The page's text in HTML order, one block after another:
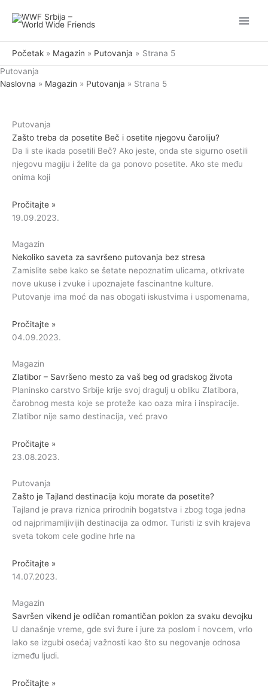
Početak Magazin Putovanja
Strana 5
Putovanja
Naslovna » Magazin » Putovanja » Strana 5
Putovanja
Zašto treba da posetite Beč i osetite njegovu čaroliju?
Da li ste ikada posetili Beč? Ako jeste, onda ste sigurno osetili
njegovu magiju i želite da ga ponovo posetite. Ako ste među
onima koji
Pročitajte »
19.09.2023.
Magazin
Nekoliko saveta za savršeno putovanja bez stresa
Zamislite sebe kako se šetate nepoznatim ulicama, otkrivate
nove ukuse i zvuke i upoznajete fascinantne kulture.
Putovanje ima moć da nas obogati iskustvima i uspomenama,
Pročitajte »
04.09.2023.
Magazin
Zlatibor – Savršeno mesto za vaš beg od gradskog života
Planinsko carstvo Srbije krije svoj dragulj u obliku Zlatibora,
čarobnog mesta koje se proteže kao oaza mira i inspiracije.
Zlatibor nije samo destinacija, već pravo
Pročitajte »
23.08.2023.
Putovanja
Zašto je Tajland destinacija koju morate da posetite?
Tajland je prava riznica prirodnih bogatstva i zbog toga jedna
od najprimamljivijih destinacija za odmor. Turisti iz svih krajeva
sveta tokom cele godine hrle na
Pročitajte »
14.07.2023.
Magazin
Savršen vikend je odličan romantičan poklon za svaku devojku
U današnje vreme, gde svi žure i jure za poslom i novcem, vrlo
lako se izgubi osećaj važnosti kao što su negovanje odnosa
između ljudi.
Pročitajte »